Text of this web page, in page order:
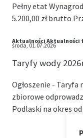
Pełny etat
5.200,00 zł brutto
Aktualności Aktualności
środa, 01.07.2026
Taryfy wody
Ogłoszenie -
zbiorowe
Podlaski na okres